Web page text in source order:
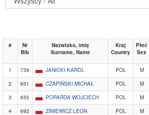
#
Nr
Bib
Nazwisko, imię
Surname, Name
Kraj
Country
Płeć
Sex
1 736 JANICKI KAROL POL M
2
651 CZAPIŃSKI MICHAŁ POL M
3
655 POPARDA WOJCIECH POL M
4
692 ZINIEWICZ LEON POL M